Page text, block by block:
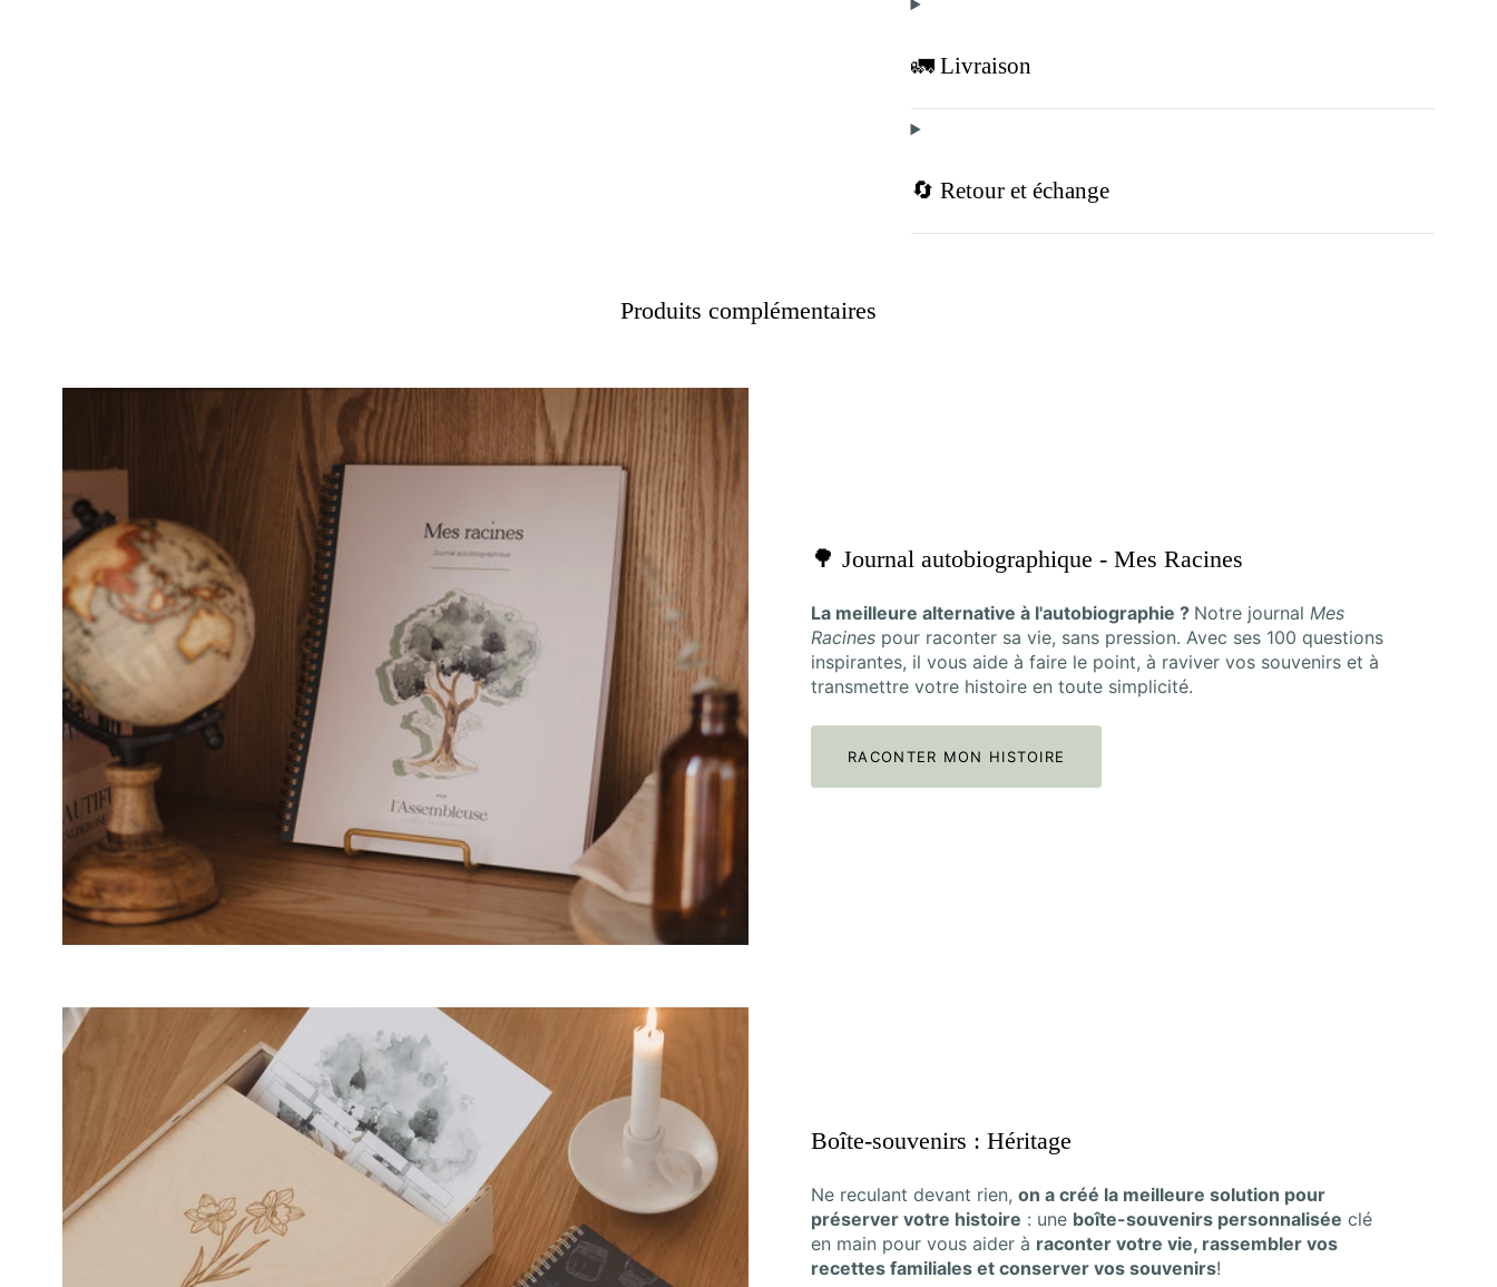
🚛 Livraison
🔄 Retour et échange
Produits complémentaires
🌳 Journal autobiographique - Mes Racines
La meilleure alternative à l'autobiographie ? Notre journal Mes
Racines pour raconter sa vie, sans pression. Avec ses 100 questions
inspirantes, il vous aide à faire le point, à raviver vos souvenirs et à
transmettre votre histoire en toute simplicité.
RACONTER MON HISTOIRE
Boîte-souvenirs : Héritage
Ne reculant devant rien, on a créé la meilleure solution pour
préserver votre histoire : une boîte-souvenirs personnalisée clé
en main pour vous aider à raconter votre vie, rassembler vos
recettes familiales et conserver vos souvenirs!